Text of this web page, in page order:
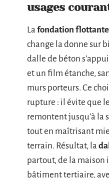
usages
La fondation flottante
change la donne sur
dalle de béton
et un film étanche,
murs porteurs. Ce
rupture : il évite que
remontent jusqu’à la
tout en maîtrisant
terrain. Résultat, la
partout, de la
bâtiment tertiaire,